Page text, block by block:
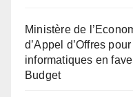
Ministère de
d’Appel d’Offres
informatiques en
Budget